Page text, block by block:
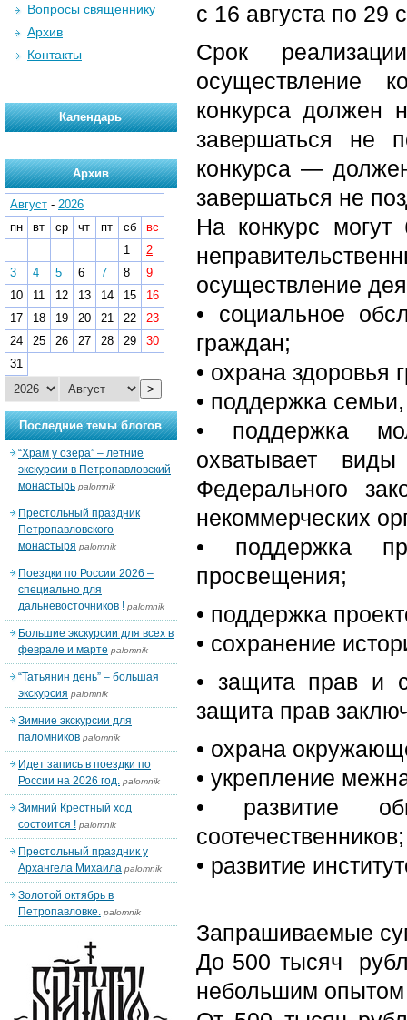
с 16 августа по 29
Срок
осуществление
конкурса должен
завершаться не
конкурса —
завершаться не
На конкурс могут
осуществление
• социальное
граждан;
• охрана здоровья
• поддержка
• поддержка
охватывает
Федерального
некоммерческих
• поддержка
просвещения;
• поддержка
• сохранение
• защита прав и
защита прав
• охрана
• укрепление
• развитие
соотечественников;
• развитие
Запрашиваемые
До 500 тысяч
небольшим
Вопросы священнику
Архив
Контакты
Календарь
Архив
Август - 2026
пн
вт ср чт пт сб
вс
1
2
3
4 5 6 7 8
9
10
11 12 13 14 15
16
17
18 19 20 21 22
23
24
25 26 27 28 29
30
31
>
Последние темы блогов
“Храм у озера” – летние
экскурсии в Петропавловский
монастырь palomnik
Престольный праздник
Петропавловского
монастыря palomnik
Поездки по России 2026 –
специально для
дальневосточников ! palomnik
Большие экскурсии для всех в
феврале и марте palomnik
“Татьянин день” – большая
экскурсия palomnik
Зимние экскурсии для
паломников palomnik
Идет запись в поездки по
России на 2026 год. palomnik
Зимний Крестный ход
состоится ! palomnik
Престольный праздник у
Архангела Михаила palomnik
Золотой октябрь в
Петропавловке. palomnik